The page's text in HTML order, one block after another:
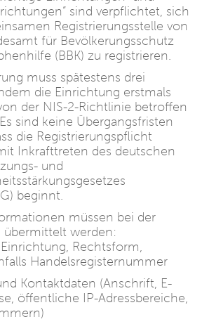
sind verpflichtet, sich
Registrierungsstelle von
für Bevölkerungsschutz
(BBK) zu registrieren.
muss spätestens drei
die Einrichtung erstmals
der NIS-2-Richtlinie betroffen
sind keine Übergangsfristen
die Registrierungspflicht
Inkrafttreten des deutschen
und
beginnt.
müssen bei der
übermittelt werden:
Rechtsform,
Handelsregisternummer
Kontaktdaten (Anschrift, E-
öffentliche IP-Adressbereiche,